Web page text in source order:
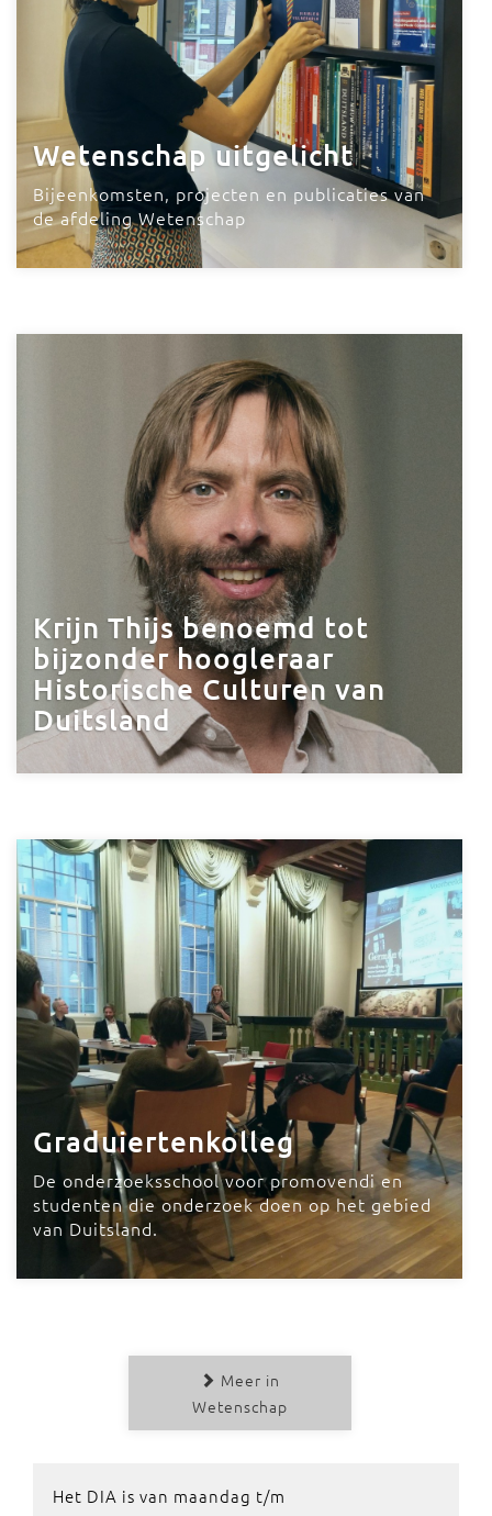
Wetenschap uitgelicht
Bijeenkomsten, projecten en publicaties van
de afdeling Wetenschap
Krijn Thijs benoemd tot
bijzonder hoogleraar
Historische Culturen van
Duitsland
Graduiertenkolleg
De onderzoeksschool voor promovendi en
studenten die onderzoek doen op het gebied
van Duitsland.
Meer in
Wetenschap
Het DIA is van maandag t/m